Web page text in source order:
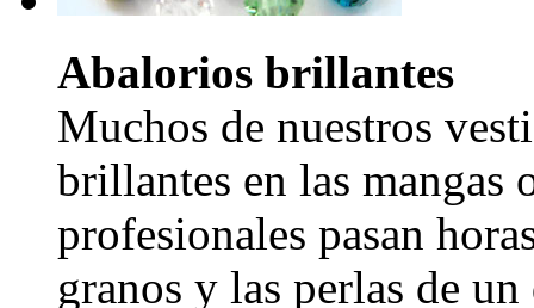
Abalorios brillantes
Muchos de nuestros
brillantes en las mangas
profesionales pasan
granos y las perlas de